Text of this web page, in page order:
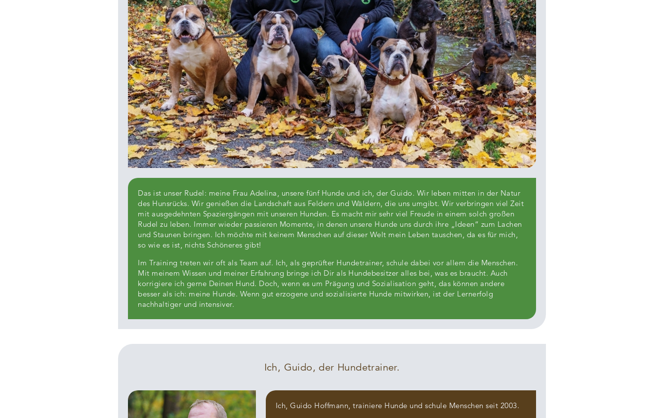
Das ist unser Rudel: meine Frau Adelina, unsere fünf Hunde und ich, der Guido. Wir leben mitten in der Natur
des Hunsrücks. Wir genießen die Landschaft aus Feldern und Wäldern, die uns umgibt. Wir verbringen viel Zeit
mit ausgedehnten Spaziergängen mit unseren Hunden. Es macht mir sehr viel Freude in einem solch großen
Rudel zu leben. Immer wieder passieren Momente, in denen unsere Hunde uns durch ihre „Ideen“ zum Lachen
und Staunen bringen. Ich möchte mit keinem Menschen auf dieser Welt mein Leben tauschen, da es für mich,
so wie es ist, nichts Schöneres gibt!
Im Training treten wir oft als Team auf. Ich, als geprüfter Hundetrainer, schule dabei vor allem die Menschen.
Mit meinem Wissen und meiner Erfahrung bringe ich Dir als Hundebesitzer alles bei, was es braucht. Auch
korrigiere ich gerne Deinen Hund. Doch, wenn es um Prägung und Sozialisation geht, das können andere
besser als ich: meine Hunde. Wenn gut erzogene und sozialisierte Hunde mitwirken, ist der Lernerfolg
nachhaltiger und intensiver.
Ich, Guido, der Hundetrainer.
Ich, Guido Hoffmann, trainiere Hunde und schule Menschen seit 2003.